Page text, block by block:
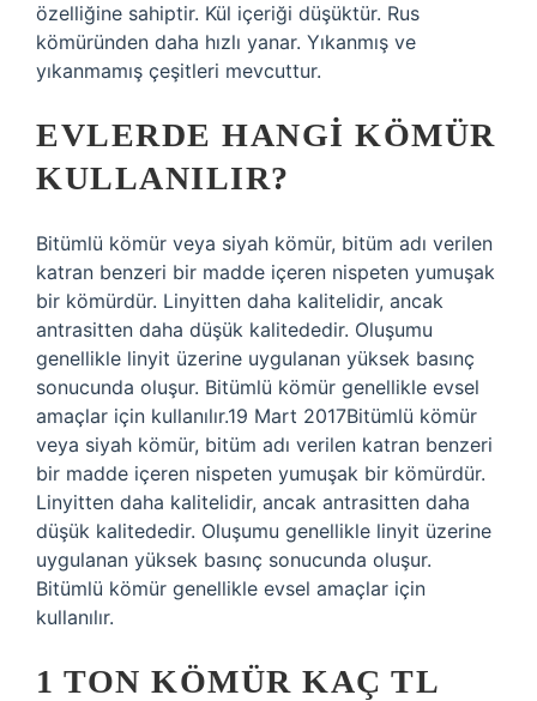
özelliğine sahiptir. Kül içeriği düşüktür. Rus
kömüründen daha hızlı yanar. Yıkanmış ve
yıkanmamış çeşitleri mevcuttur.
EVLERDE HANGI KÖMÜR
KULLANILIR?
Bitümlü kömür veya siyah kömür, bitüm adı verilen
katran benzeri bir madde içeren nispeten yumuşak
bir kömürdür. Linyitten daha kalitelidir, ancak
antrasitten daha düşük kalitededir. Oluşumu
genellikle linyit üzerine uygulanan yüksek basınç
sonucunda oluşur. Bitümlü kömür genellikle evsel
amaçlar için kullanılır.19 Mart 2017Bitümlü kömür
veya siyah kömür, bitüm adı verilen katran benzeri
bir madde içeren nispeten yumuşak bir kömürdür.
Linyitten daha kalitelidir, ancak antrasitten daha
düşük kalitededir. Oluşumu genellikle linyit üzerine
uygulanan yüksek basınç sonucunda oluşur.
Bitümlü kömür genellikle evsel amaçlar için
kullanılır.
1 TON KÖMÜR KAÇ TL